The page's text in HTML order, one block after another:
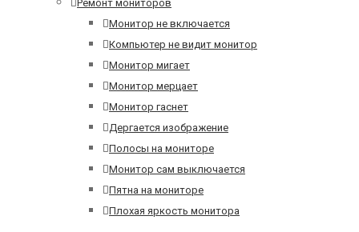
Ремонт мониторов
Монитор не включается
Компьютер не видит монитор
Монитор мигает
Монитор мерцает
Монитор гаснет
Дергается изображение
Полосы на мониторе
Монитор сам выключается
Пятна на мониторе
Плохая яркость монитора